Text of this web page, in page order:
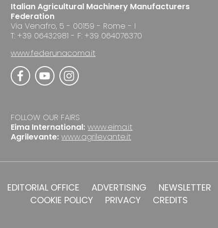
Italian Agricultural Machinery Manufacturers
Federation
Via Venafro, 5 - 00159 - Rome - I
T: +39 06432981 - F: +39 064076370
www.federunacoma.it
FOLLOW OUR FAIRS
Eima International: www.eima.it
Agrilevante: www.agrilevante.it
EDITORIAL OFFICE ADVERTISING
NEWSLETTER
COOKIE POLICY
PRIVACY CREDITS